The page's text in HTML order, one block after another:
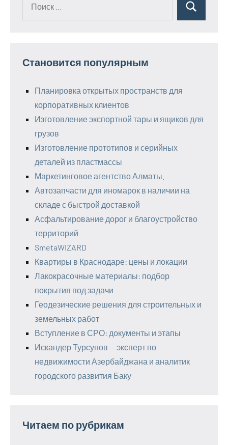
Поиск
Становится популярным
Планировка открытых пространств для
корпоративных клиентов
Изготовление экспортной тары и ящиков для
грузов
Изготовление прототипов и серийных
деталей из пластмассы
Маркетинговое агентство Алматы.
Автозапчасти для иномарок в наличии на
складе с быстрой доставкой
Асфальтирование дорог и благоустройство
территорий
SmetaWIZARD
Квартиры в Краснодаре: цены и локации
Лакокрасочные материалы: подбор
покрытия под задачи
Геодезические решения для строительных и
земельных работ
Вступление в СРО: документы и этапы
Искандер Турсунов — эксперт по
недвижимости Азербайджана и аналитик
городского развития Баку
Читаем по рубрикам